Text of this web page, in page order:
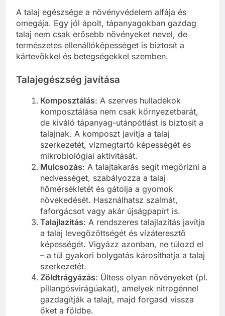
A talaj egészsége a növényvédelem alfája és
omegája. Egy jól ápolt, tápanyagokban gazdag
talaj nem csak erősebb növényeket nevel, de
természetes ellenállóképességet is biztosít a
kártevőkkel és betegségekkel szemben.
Talajegészség javítása
Komposztálás: A szerves hulladékok
komposztálása nem csak környezetbarát,
de kiváló tápanyag-utánpótlást is biztosít a
talajnak. A komposzt javítja a talaj
szerkezetét, vízmegtartó képességét és
mikrobiológiai aktivitását.
Mulcsozás: A talajtakarás segít megőrizni a
nedvességet, szabályozza a talaj
hőmérsékletét és gátolja a gyomok
növekedését. Használhatsz szalmát,
faforgácsot vagy akár újságpapírt is.
Talajlazítás: A rendszeres talajlazítás javítja
a talaj levegőzöttségét és vízáteresztő
képességét. Vigyázz azonban, ne túlozd el
– a túl gyakori bolygatás károsíthatja a talaj
szerkezetét.
Zöldtrágyázás: Ültess olyan növényeket (pl.
pillangósvirágúakat), amelyek nitrogénnel
gazdagítják a talajt, majd forgasd vissza
őket a földbe.